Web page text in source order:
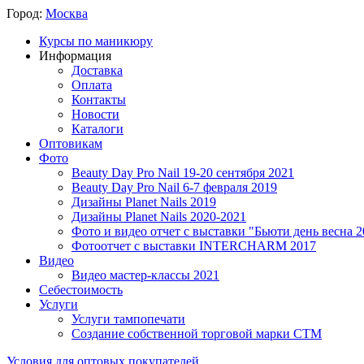
Город: Москва
Курсы по маникюру
Информация
Доставка
Оплата
Контакты
Новости
Каталоги
Оптовикам
Фото
Beauty Day Pro Nail 19-20 сентября 2021
Beauty Day Pro Nail 6-7 февраля 2019
Дизайны Planet Nails 2019
Дизайны Planet Nails 2020-2021
Фото и видео отчет с выставки "Бьюти день весна
Фотоотчет с выставки INTERCHARM 2017
Видео
Видео мастер-классы 2021
Себестоимость
Услуги
Услуги тампопечати
Создание собственной торговой марки СТМ
Условия для оптовых покупателей